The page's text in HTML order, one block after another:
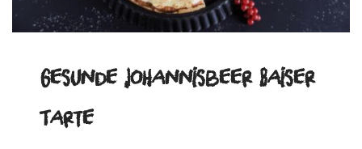
Gesunde Johannisbeer Baiser
Tarte